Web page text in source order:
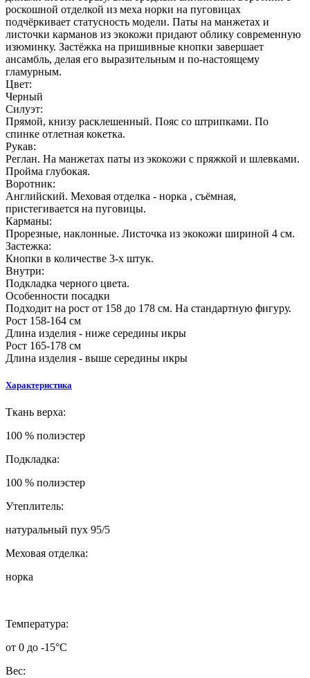
роскошной отделкой из меха норки на пуговицах
подчёркивает статусность модели. Паты на манжетах и
листочки карманов из экокожи придают облику современную
изюминку. Застёжка на пришивные кнопки завершает
ансамбль, делая его выразительным и по-настоящему
гламурным.
Цвет:
Черный
Силуэт:
Прямой, книзу расклешенный. Пояс со штрипками. По
спинке отлетная кокетка.
Рукав:
Реглан. На манжетах паты из экокожи с пряжкой и шлевками.
Пройма глубокая.
Воротник:
Английский. Меховая отделка - норка , съёмная,
пристегивается на пуговицы.
Карманы:
Прорезные, наклонные. Листочка из экокожи шириной 4 см.
Застежка:
Кнопки в количестве 3-х штук.
Внутри:
Подкладка черного цвета.
Особенности посадки
Подходит на рост от 158 до 178 см. На стандартную фигуру.
Рост 158-164 см
Длина изделия - ниже середины икры
Рост 165-178 см
Длина изделия - выше середины икры
Характеристика
Ткань верха:
100 % полиэстер
Подкладка:
100 % полиэстер
Утеплитель:
натуральный пух 95/5
Меховая отделка:
норка
Температура:
от 0 до -15°C
Вес: